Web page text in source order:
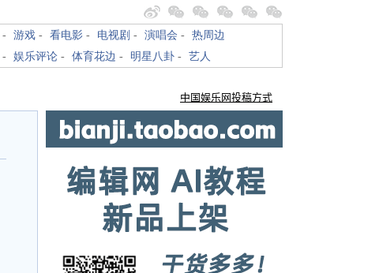
- 游戏 - 看电影 - 电视剧 - 演唱会 - 热周边
- 娱乐评论 - 体育花边 - 明星八卦 - 艺人